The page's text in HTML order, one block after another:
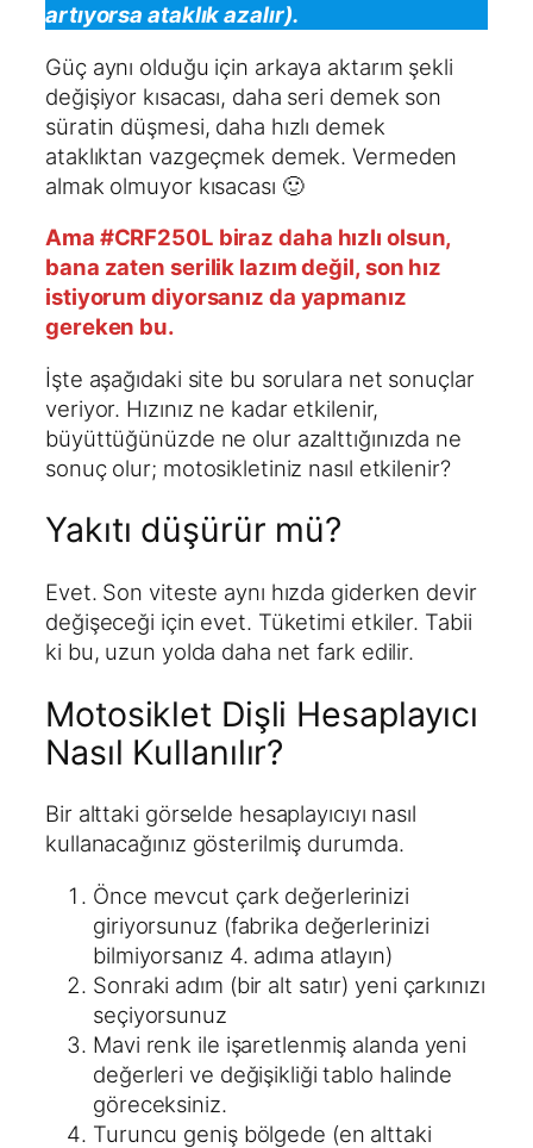
artıyorsa ataklık azalır).
Güç aynı olduğu için arkaya aktarım şekli
değişiyor kısacası, daha seri demek son
süratin düşmesi, daha hızlı demek
ataklıktan vazgeçmek demek. Vermeden
almak olmuyor kısacası 🙂
Ama #CRF250L biraz daha hızlı olsun,
bana zaten serilik lazım değil, son hız
istiyorum diyorsanız da yapmanız
gereken bu.
İşte aşağıdaki site bu sorulara net sonuçlar
veriyor. Hızınız ne kadar etkilenir,
büyüttüğünüzde ne olur azalttığınızda ne
sonuç olur; motosikletiniz nasıl etkilenir?
Yakıtı düşürür mü?
Evet. Son viteste aynı hızda giderken devir
değişeceği için evet. Tüketimi etkiler. Tabii
ki bu, uzun yolda daha net fark edilir.
Motosiklet Dişli Hesaplayıcı
Nasıl Kullanılır?
Bir alttaki görselde hesaplayıcıyı nasıl
kullanacağınız gösterilmiş durumda.
Önce mevcut çark değerlerinizi
giriyorsunuz (fabrika değerlerinizi
bilmiyorsanız 4. adıma atlayın)
Sonraki adım (bir alt satır) yeni çarkınızı
seçiyorsunuz
Mavi renk ile işaretlenmiş alanda yeni
değerleri ve değişikliği tablo halinde
göreceksiniz.
Turuncu geniş bölgede (en alttaki